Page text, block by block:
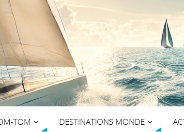
TOM DESTINATIONS MONDE